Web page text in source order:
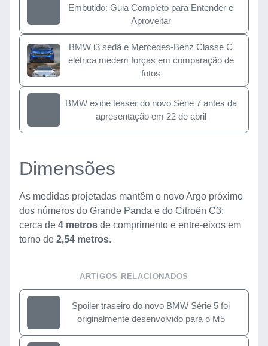
Embutido: Guia Completo para Entender e
Aproveitar
BMW i3 sedã e Mercedes-Benz Classe C
elétrica medem forças em comparação de
fotos
BMW exibe teaser do novo Série 7 antes da
apresentação em 22 de abril
Dimensões
As medidas projetadas mantêm o novo Argo próximo
dos números do Grande Panda e do Citroën C3:
cerca de 4 metros de comprimento e entre-eixos em
torno de 2,54 metros.
ARTIGOS RELACIONADOS
Spoiler traseiro do novo BMW Série 5 foi
originalmente desenvolvido para o M5